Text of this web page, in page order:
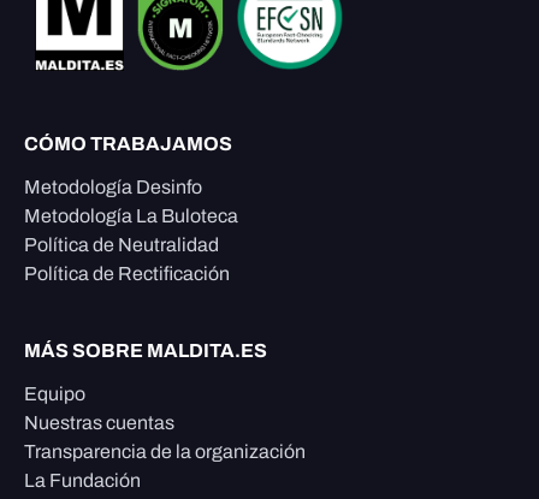
CÓMO TRABAJAMOS
Metodología Desinfo
Metodología La Buloteca
Política de Neutralidad
Política de Rectificación
MÁS SOBRE MALDITA.ES
Equipo
Nuestras cuentas
Transparencia de la organización
La Fundación